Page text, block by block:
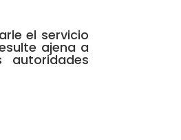
el servicio
ajena a